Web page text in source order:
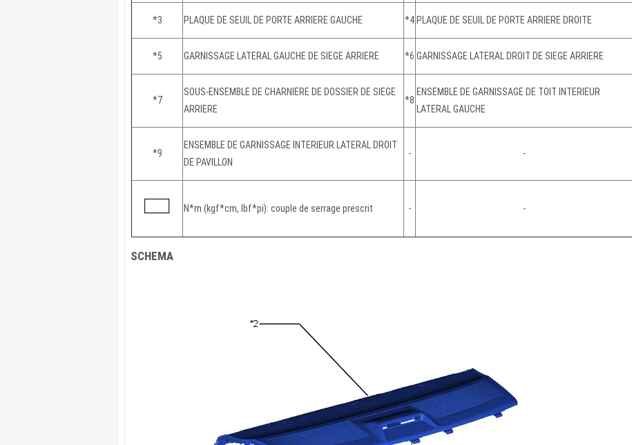
*3 PLAQUE DE SEUIL DE PORTE ARRIERE GAUCHE *4 PLAQUE DE SEUIL DE PORTE ARRIERE DROITE
*5 GARNISSAGE LATERAL GAUCHE DE SIEGE ARRIERE *6 GARNISSAGE LATERAL DROIT DE SIEGE ARRIERE
*7
SOUS-ENSEMBLE DE CHARNIERE DE DOSSIER DE SIEGE
ARRIERE
*8
ENSEMBLE DE GARNISSAGE DE TOIT INTERIEUR
LATERAL GAUCHE
*9
ENSEMBLE DE GARNISSAGE INTERIEUR LATERAL DROIT
DE PAVILLON
- -
N*m (kgf*cm, lbf*pi): couple de serrage prescrit - -
SCHEMA